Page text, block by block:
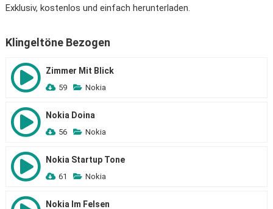
Exklusiv, kostenlos und einfach herunterladen.
Klingeltöne Bezogen
Zimmer Mit Blick
59 Nokia
Nokia Doina
56 Nokia
Nokia Startup Tone
61 Nokia
Nokia Im Felsen